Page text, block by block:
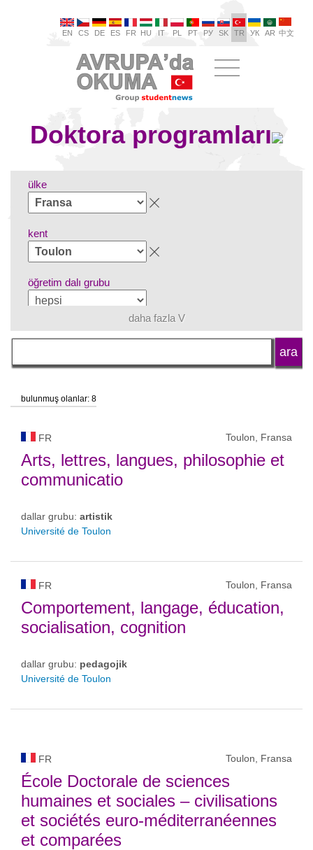
EN CS DE ES FR HU IT PL PT РУ SK TR УК AR 中文
Doktora programları
ülke
kent
öğretim dalı grubu
dil
okul statüsü
daha fazla V
bulunmuş olanlar: 8
FR Toulon, Fransa
Arts, lettres, langues, philosophie et
communicatio
dallar grubu: artistik
Université de Toulon
FR Toulon, Fransa
Comportement, langage, éducation,
socialisation, cognition
dallar grubu: pedagojik
Université de Toulon
FR Toulon, Fransa
École Doctorale de sciences
humaines et sociales – civilisations
et sociétés euro-méditerranéennes
et comparées